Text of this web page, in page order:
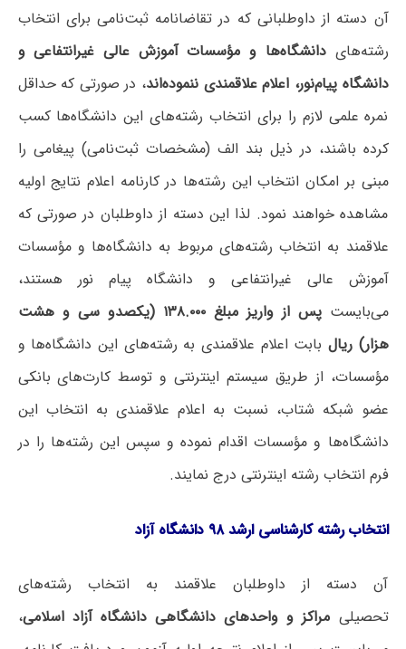
آن دسته از داوطلبانی که در تقاضانامه ثبت‌نامی برای انتخاب
رشته‌هایدانشگاه‌ها و مؤسسات آموزش عالی غیرانتفاعی و
دانشگاه پیام‌نور، اعلام علاقمندی ننموده‌اند، در صورتی که حداقل
نمره علمی لازم را برای انتخاب رشته‌های این دانشگاه‌ها کسب
کرده باشند، در ذیل بند الف (مشخصات ثبت‌نامی) پیغامی را
مبنی بر امکان انتخاب این رشته‌ها در کارنامه اعلام نتایج اولیه
مشاهده خواهند نمود. لذا این دسته از داوطلبان در صورتی که
علاقمند به انتخاب رشته‌های مربوط به دانشگاه‌ها و مؤسسات
آموزش عالی غیرانتفاعی و دانشگاه پیام نور هستند،
می‌بایست
پس از واریز مبلغ ۱۳۸.۰۰۰ (یکصدو سی و هشت
هزار) ریال بابت اعلام علاقمندی به رشته‌های این دانشگاه‌ها و
مؤسسات، از طریق سیستم اینترنتی و توسط کارت‌های بانکی
عضو شبکه شتاب، نسبت به اعلام علاقمندی به انتخاب این
دانشگاه‌ها و مؤسسات اقدام نموده و سپس این رشته‌ها را در
فرم انتخاب رشته اینترنتی درج نمایند.
انتخاب رشته کارشناسی ارشد ۹۸ دانشگاه آزاد
آن دسته از داوطلبان علاقمند به انتخاب رشته‌های
تحصیلی مراکز و واحدهای دانشگاهی دانشگاه آزاد اسلامی،